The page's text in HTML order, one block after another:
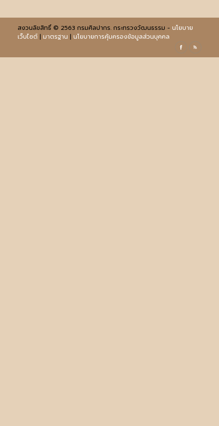
สงวนลิขสิทธิ์ © 2563 กรมศิลปากร. กระทรวงวัฒนธรรม - นโยบาย
เว็บไซต์| มาตรฐาน | นโยบายการคุ้มครองข้อมูลส่วนบุคคล